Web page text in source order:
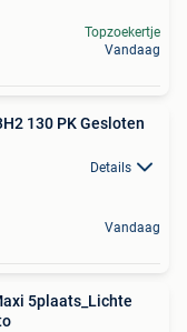
Topzoekertje
Vandaag
130 PK Gesloten
Details
Vandaag
5plaats_Lichte